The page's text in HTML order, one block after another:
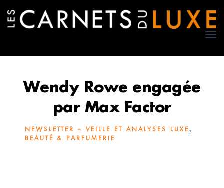
Wendy Rowe engagée
par Max Factor
NEWSLETTER – VEILLE ET ANALYSES LUXE,
BEAUTÉ & PARFUMERIE